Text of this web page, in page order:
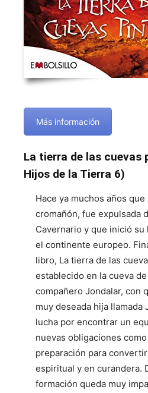
Más información
La tierra de las cuevas
Hijos de la Tierra 6)
Hace ya muchos años que
cromañón, fue expulsada
Cavernario y que inició
el continente europeo.
libro, La tierra de las
establecido en la cueva
compañero Jondalar, con
muy deseada hija llamada
lucha por encontrar un
nuevas obligaciones
preparación para
espiritual y en curandera.
formación queda muy